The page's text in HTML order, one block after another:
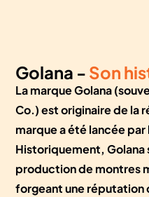
Golana - Son
La marque Golana
Co.) est originaire de la
marque a été lancée par
Historiquement,
production de montres
forgeant une réputation